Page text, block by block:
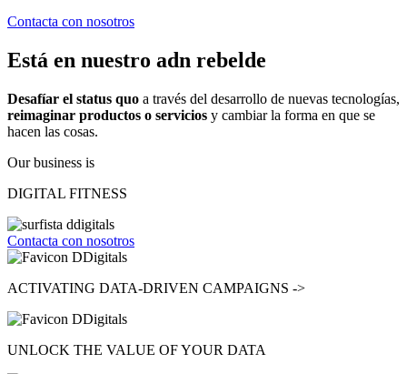
Contacta con nosotros
Está en nuestro adn rebelde
Desafíar el status quo a través del desarrollo de nuevas tecnologías,
reimaginar productos o servicios y cambiar la forma en que se
hacen las cosas.
Our business is
DIGITAL FITNESS
Contacta con nosotros
ACTIVATING DATA-DRIVEN CAMPAIGNS ->
UNLOCK THE VALUE OF YOUR DATA